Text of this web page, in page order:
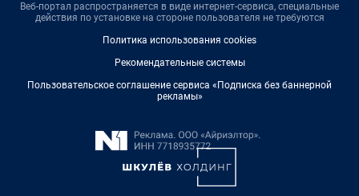
Веб-портал распространяется в виде интернет-сервиса, специальные
действия по установке на стороне пользователя не требуются
Политика использования cookies
Рекомендательные системы
Пользовательское соглашение сервиса «Подписка без баннерной
рекламы»